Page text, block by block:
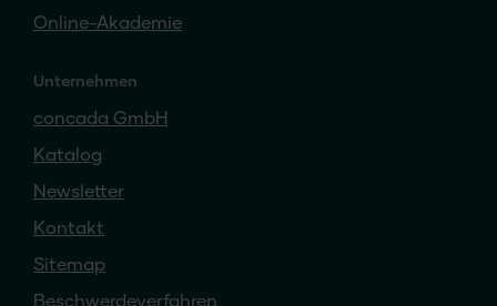
Online-Akademie
Unternehmen
concada GmbH
Katalog
Newsletter
Kontakt
Sitemap